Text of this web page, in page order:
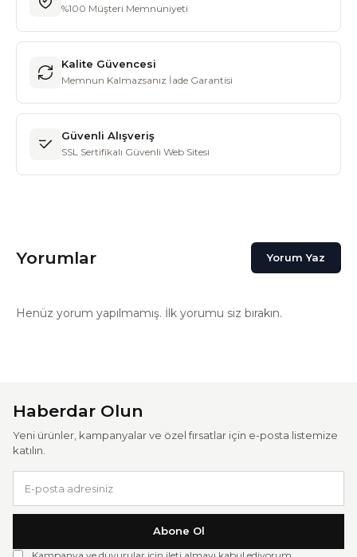
%100 Müşteri Memnuniyeti
Kalite Güvencesi
Memnun Kalmazsanız İade Garantisi
Güvenli Alışveriş
SSL Sertifikalı Güvenli Web Sitesi
Yorumlar Yorum Yaz
Henüz yorum yapılmamış. İlk yorumu siz bırakın.
Haberdar Olun
Yeni ürünler, kampanyalar ve özel fırsatlar için e-posta listemize
katılın.
Abone Ol